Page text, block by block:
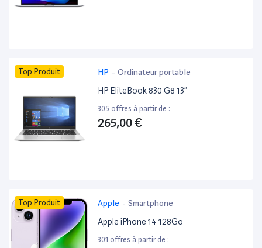
Top Produit HP - Ordinateur portable
HP EliteBook 830 G8 13”
305 offres à partir de :
265,00 €
Top Produit Apple - Smartphone
Apple iPhone 14 128Go
301 offres à partir de :